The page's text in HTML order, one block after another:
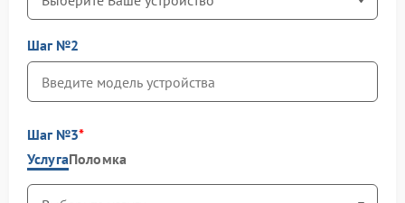
Шаг №2
Шаг №3
УслугаПоломка